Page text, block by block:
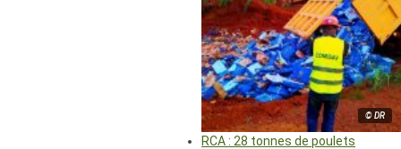
© DR
RCA : 28 tonnes de poulets